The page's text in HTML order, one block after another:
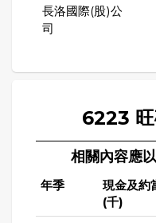
長洛國際(股)公
司
6223
相關內容應
年季
現金及約
(千)